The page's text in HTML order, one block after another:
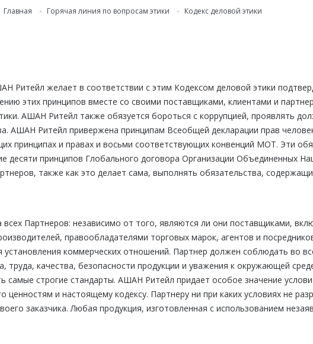
Главная Горячая линия по вопросам этики Кодекс деловой этики
Ритейл желает в соответствии с этим Кодексом деловой этики
этих принципов вместе со своими поставщиками, клиентами и
АШАН Ритейл также обязуется бороться с коррупцией, проявлять
АШАН Ритейл привержена принципам Всеобщей декларации прав
принципах и правах и восьми соответствующих конвенций МОТ. Эти
десяти принципов Глобального договора Организации Объединенных
также как это делает сама, выполнять обязательства,
Партнеров: независимо от того, являются ли они поставщиками,
правообладателями торговых марок, агентов и
установления коммерческих отношений. Партнер должен соблюдать во
труда, качества, безопасности продукции и уважения к окружающей
самые строгие стандарты. АШАН Ритейл придает особое значение
и настоящему кодексу. Партнеру ни при каких условиях не
заказчика. Любая продукция, изготовленная с использованием